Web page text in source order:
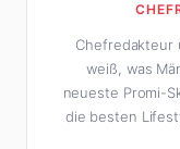
Chefredakteur
weiß, was
neueste Promi-
die besten